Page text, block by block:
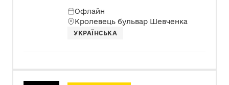
Офлайн
Кролевець бульвар Шевченка
УКРАЇНСЬКА